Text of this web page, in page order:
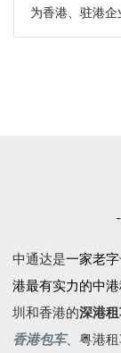
为香港、驻港企
中通达是一家老
港最有实力的中港
圳和香港的深港
香港包车、 粤港